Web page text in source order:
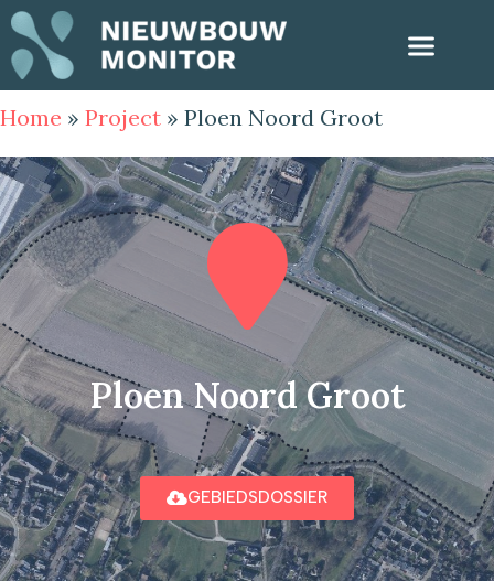
Home » Project » Ploen Noord Groot
Ploen Noord Groot
GEBIEDSDOSSIER